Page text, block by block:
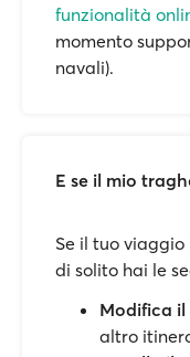
funzionalità
momento
navali).
E se il mio
Se il tuo
di solito hai le
Modifica
altro